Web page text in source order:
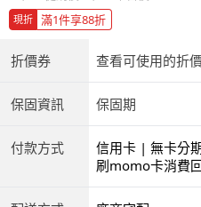
現折 滿1件享88折
折價券 查看可使用的折
保固資訊 保固期
付款方式
信用卡 | 無卡分
商付款 | ATM |
刷momo卡消費